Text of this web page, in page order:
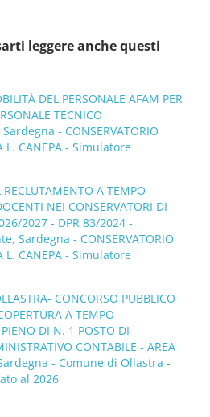
leggere anche questi
DEL PERSONALE AFAM PER
TECNICO
- CONSERVATORIO
L. CANEPA - Simulatore
A TEMPO
NEI CONSERVATORI DI
2027 - DPR 83/2024 -
Sardegna - CONSERVATORIO
L. CANEPA - Simulatore
CONCORSO PUBBLICO
A TEMPO
DI N. 1 POSTO DI
CONTABILE - AREA
- Comune di Ollastra -
al 2026